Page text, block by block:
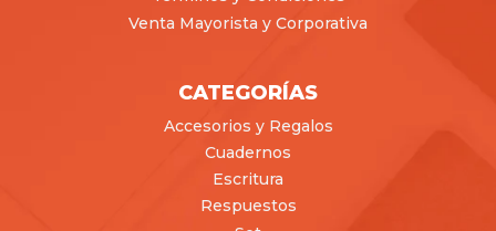
Venta Mayorista y Corporativa
CATEGORÍAS
Accesorios y Regalos
Cuadernos
Escritura
Respuestos